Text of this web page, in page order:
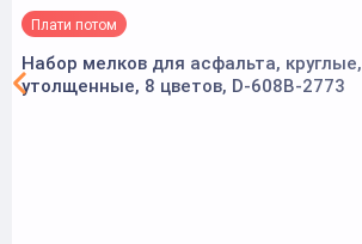
Плати потом
Набор мелков для асфальта, круглые,
утолщенные, 8 цветов, D-608B-2773